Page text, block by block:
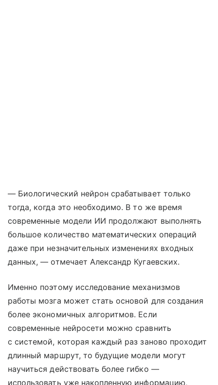
— Биологический нейрон срабатывает только
тогда, когда это необходимо. В то же время
современные модели ИИ продолжают выполнять
большое количество математических операций
даже при незначительных изменениях входных
данных, — отмечает Александр Кугаевских.
Именно поэтому исследование механизмов
работы мозга может стать основой для создания
более экономичных алгоритмов. Если
современные нейросети можно сравнить
с системой, которая каждый раз заново проходит
длинный маршрут, то будущие модели могут
научиться действовать более гибко —
использовать уже накопленную информацию,